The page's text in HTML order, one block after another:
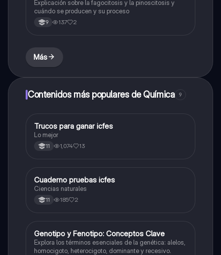
Explicación sobre la fagocitosis y la pinoscitosis y
cuándo se producen y su proceso
9 137 2
Más
Contenidos más populares de Química 9
Química
Trucos para ganar icfes
Lo mejor
11 1,074 13
Biologia
Cuaderno pruebas icfes
Ciencias naturales
11 185 2
GBiologia
Genotipo y Fenotipo: Conceptos Clave
Explora los términos esenciales de la genética: alelos,
homocigoto, heterocigoto, dominante y recesivo.